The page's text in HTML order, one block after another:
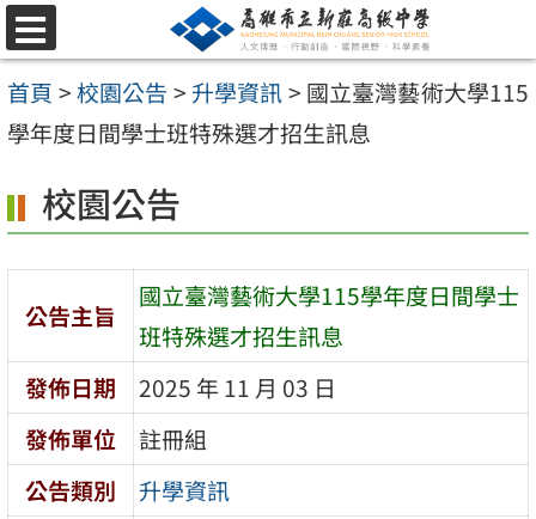
跳
至
主
要
容
區
選
單
首頁 >校園公告 > 升學資訊> 國立臺灣藝術大學115
學年度日間學士班特殊選才招生訊息
校園公告
公告主旨
國立臺灣藝術大學115學年度日間學士
班特殊選才招生訊息
發佈日期
2025 年 11 月 03 日
發佈單位
註冊組
公告類別
升學資訊